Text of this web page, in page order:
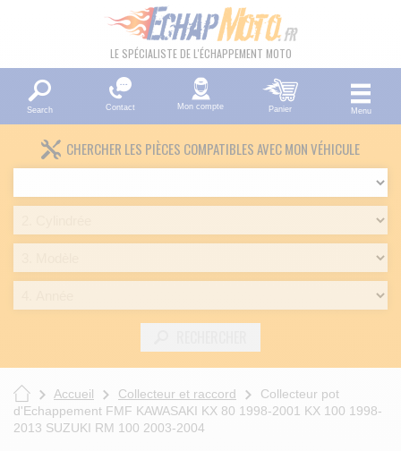
LE SPÉCIALISTE DE L'ÉCHAPPEMENT MOTO
Search Contact Mon compte Panier Menu
CHERCHER LES PIÈCES COMPATIBLES AVEC MON VÉHICULE
Accueil Collecteur et raccord
Collecteur pot
d'Echappement FMF KAWASAKI KX 80 1998-2001 KX 100 1998-
2013 SUZUKI RM 100 2003-2004